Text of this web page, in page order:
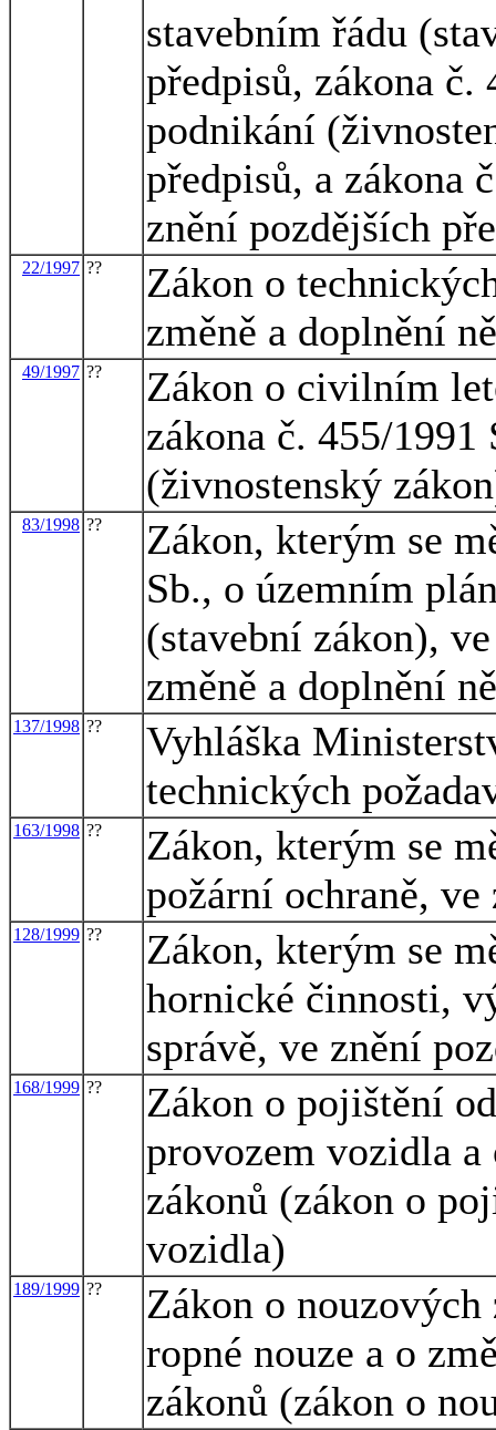
stavebním řádu
předpisů, zákona č.
podnikání
předpisů, a zákona
znění pozdějších
22/1997 ??
Zákon o
změně a doplnění
49/1997 ??
Zákon o civilním
zákona č. 455/
(živnostenský
83/1998 ??
Zákon, kterým se
Sb., o územním
(stavební zákon),
změně a doplnění
137/1998 ??
Vyhláška
technických
163/1998 ??
Zákon, kterým se
požární ochraně,
128/1999 ??
Zákon, kterým se
hornické činnosti,
správě, ve znění
168/1999 ??
Zákon o pojištění
provozem vozidla
zákonů (zákon o
vozidla)
189/1999 ??
Zákon o nouzových
ropné nouze a o
zákonů (zákon o